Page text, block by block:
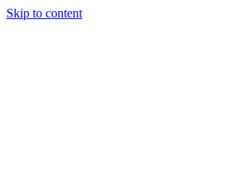
Skip to content